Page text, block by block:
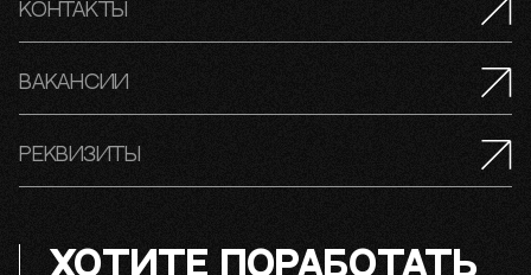
Контакты
Вакансии
Реквизиты
ХОТИТЕ ПОРАБОТАТЬ